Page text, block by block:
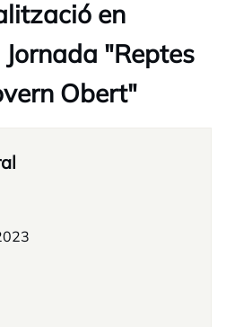
en
"Reptes
Obert"